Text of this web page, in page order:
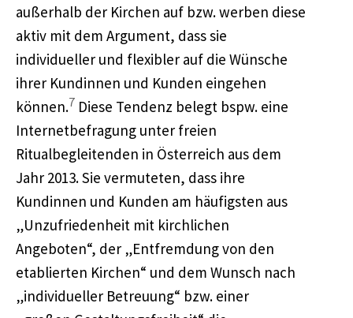
außerhalb der Kirchen auf bzw. werben diese
aktiv mit dem Argument, dass sie
individueller und flexibler auf die Wünsche
ihrer Kundinnen und Kunden eingehen
können.7 Diese Tendenz belegt bspw. eine
Internetbefragung unter freien
Ritualbegleitenden in Österreich aus dem
Jahr 2013. Sie vermuteten, dass ihre
Kundinnen und Kunden am häufigsten aus
„Unzufriedenheit mit kirchlichen
Angeboten“, der „Entfremdung von den
etablierten Kirchen“ und dem Wunsch nach
„individueller Betreuung“ bzw. einer